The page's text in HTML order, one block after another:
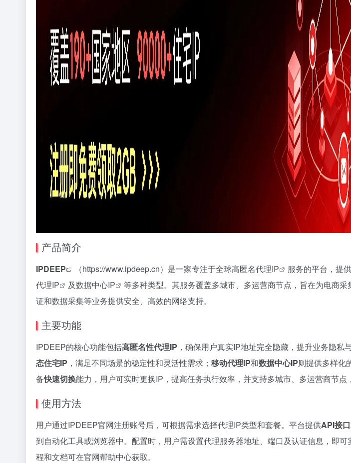
产品简介
IPDEEP （https://www.ipdeep.cn）是一家专注于全球高匿名代理IP 服务的平台，提
代理IP
及数据中心IP
等多种类型。其服务覆盖多城市、多运营商节点，旨在为电商
证和数据采集等业务提供安全、高效的网络支持。
主要功能
IPDEEP的核心功能包括高匿名性代理IP ，确保用户真实IP地址完全隐藏，提升业务隐私
态住宅IP ，满足不同场景的稳定性和灵活性需求； 移动代理IP和数据中心IP则提供多样化
备快速切换能力，用户可实时更换IP，提高任务执行效率，并支持多城市、多运营商节点
使用方法
用户通过IPDEEP官网注册账号后，可根据需求选择代理IP类型和套餐。平台提供API接口
到自动化工具或浏览器中。配置时，用户需设置代理服务器地址、端口及认证信息，即
程和文档可在官网帮助中心获取。